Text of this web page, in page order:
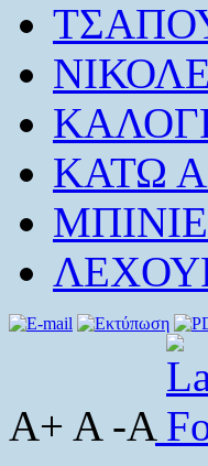
ΚΑΤΩ
A+ A -A